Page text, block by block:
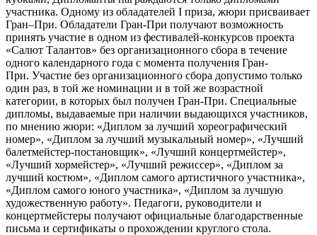
участника. Одному из обладателей I приза, жюри присваивает
Гран–При. Обладатели Гран-При получают возможность
принять участие в одном из фестивалей-конкурсов проекта
«Салют Талантов» без организационного сбора в течение
одного календарного года с момента получения Гран-
При. Участие без организационного сбора допустимо только
один раз, в той же номинации и в той же возрастной
категории, в которых был получен Гран-При. Специальные
дипломы, выдаваемые при наличии выдающихся участников,
по мнению жюри: «Диплом за лучший хореографический
номер», «Диплом за лучший музыкальный номер», «Лучший
балетмейстер-постановщик», «Лучший концертмейстер»,
«Лучший хормейстер», «Лучший режиссер», «Диплом за
лучший костюм», «Диплом самого артистичного участника»,
«Диплом самого юного участника», «Диплом за лучшую
художественную работу». Педагоги, руководители и
концертмейстеры получают официальные благодарственные
письма и сертификаты о прохождении круглого стола.